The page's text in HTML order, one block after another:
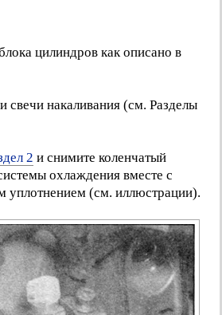
цилиндров как описано в
свечи накаливания (см. Разделы
2 и снимите коленчатый
охлаждения вместе с
уплотнением (см. иллюстрации).